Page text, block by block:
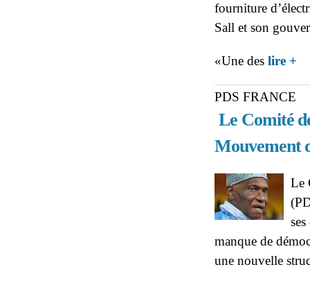
fourniture
Sall et son
«Une des lire +
PDS FRANCE
Le Comité
Mouvement
Le
manque de
une nouvelle